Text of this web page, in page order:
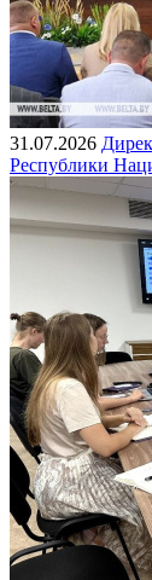
31.07.2026
Республики